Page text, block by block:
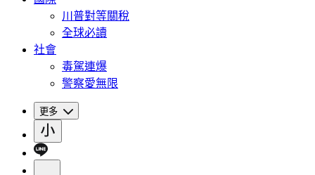
川普對等關稅
全球必讀
社會
毒駕連爆
警察愛無限
更多